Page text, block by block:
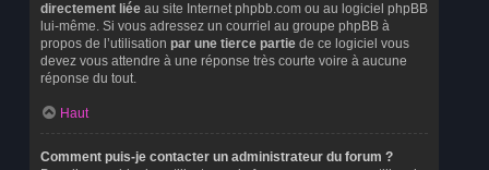
directement liée au site Internet phpbb.com ou au logiciel phpBB
lui-même. Si vous adressez un courriel au groupe phpBB à
propos de l’utilisation par une tierce partie de ce logiciel vous
devez vous attendre à une réponse très courte voire à aucune
réponse du tout.
Haut
Comment puis-je contacter un administrateur du forum ?